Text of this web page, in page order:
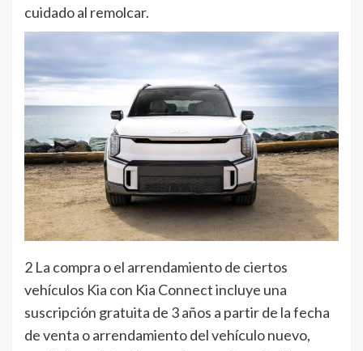
cuidado al remolcar.
2 La compra o el arrendamiento de ciertos
vehículos Kia con Kia Connect incluye una
suscripción gratuita de 3 años a partir de la fecha
de venta o arrendamiento del vehículo nuevo,